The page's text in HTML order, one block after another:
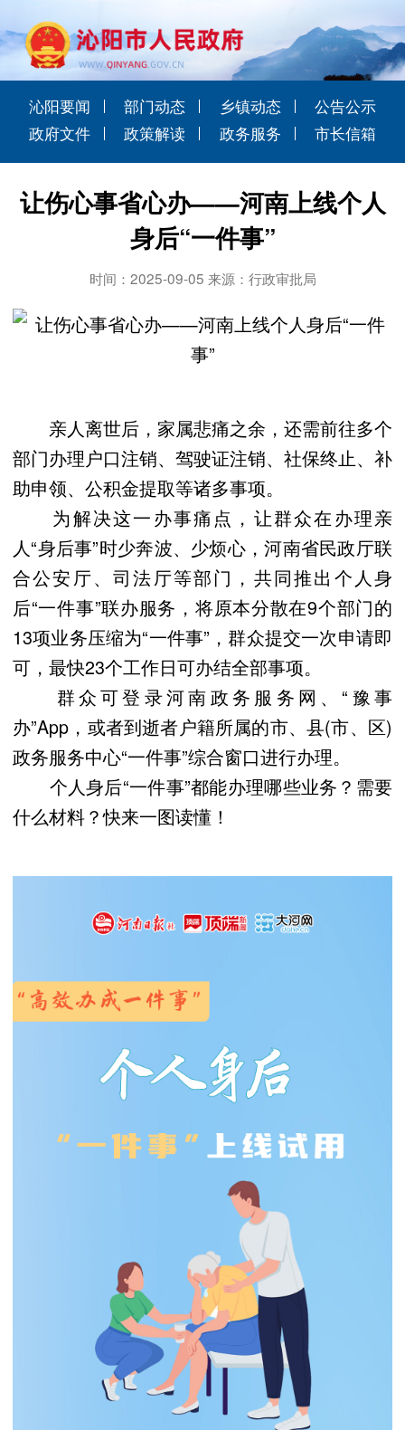
沁阳要闻 部门动态 乡镇动态
公告公示
政府文件
政策解读 政务服务 市长信箱
让伤心事省心办——河南上线个人
身后“一件事”
时间：2025-09-05 来源：行政审批局
亲人离世后，家属悲痛之余，还需前往多个
部门办理户口注销、驾驶证注销、社保终止、补
助申领、公积金提取等诸多事项。
为解决这一办事痛点，让群众在办理亲
人“身后事”时少奔波、少烦心，河南省民政厅联
合公安厅、司法厅等部门，共同推出个人身
后“一件事”联办服务，将原本分散在9个部门的
13项业务压缩为“一件事”，群众提交一次申请即
可，最快23个工作日可办结全部事项。
群众可登录河南政务服务网、“豫事
办”App，或者到逝者户籍所属的市、县(市、区)
政务服务中心“一件事”综合窗口进行办理。
个人身后“一件事”都能办理哪些业务？需要
什么材料？快来一图读懂！